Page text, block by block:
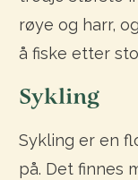
røye og harr,
å fiske etter
Sykling
Sykling er en
på. Det finnes